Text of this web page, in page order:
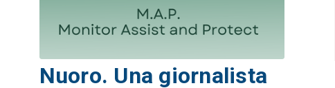
Nuoro. Una giornalista